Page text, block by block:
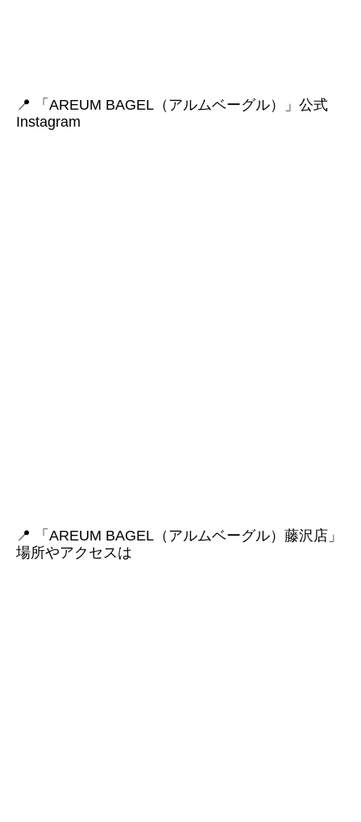
📍 「AREUM BAGEL（アルムベーグル）」公式
Instagram
📍 「AREUM BAGEL（アルムベーグル）藤沢店」
場所やアクセスは